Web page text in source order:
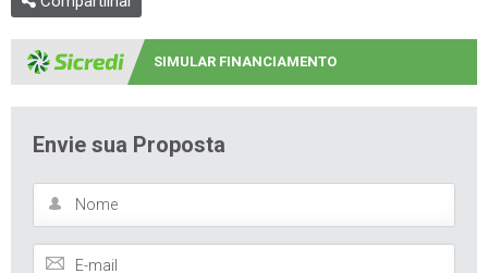
SIMULAR FINANCIAMENTO
Envie sua Proposta